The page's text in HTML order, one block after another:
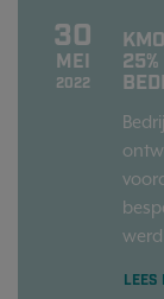
30
MEI
2022
werd
LEES